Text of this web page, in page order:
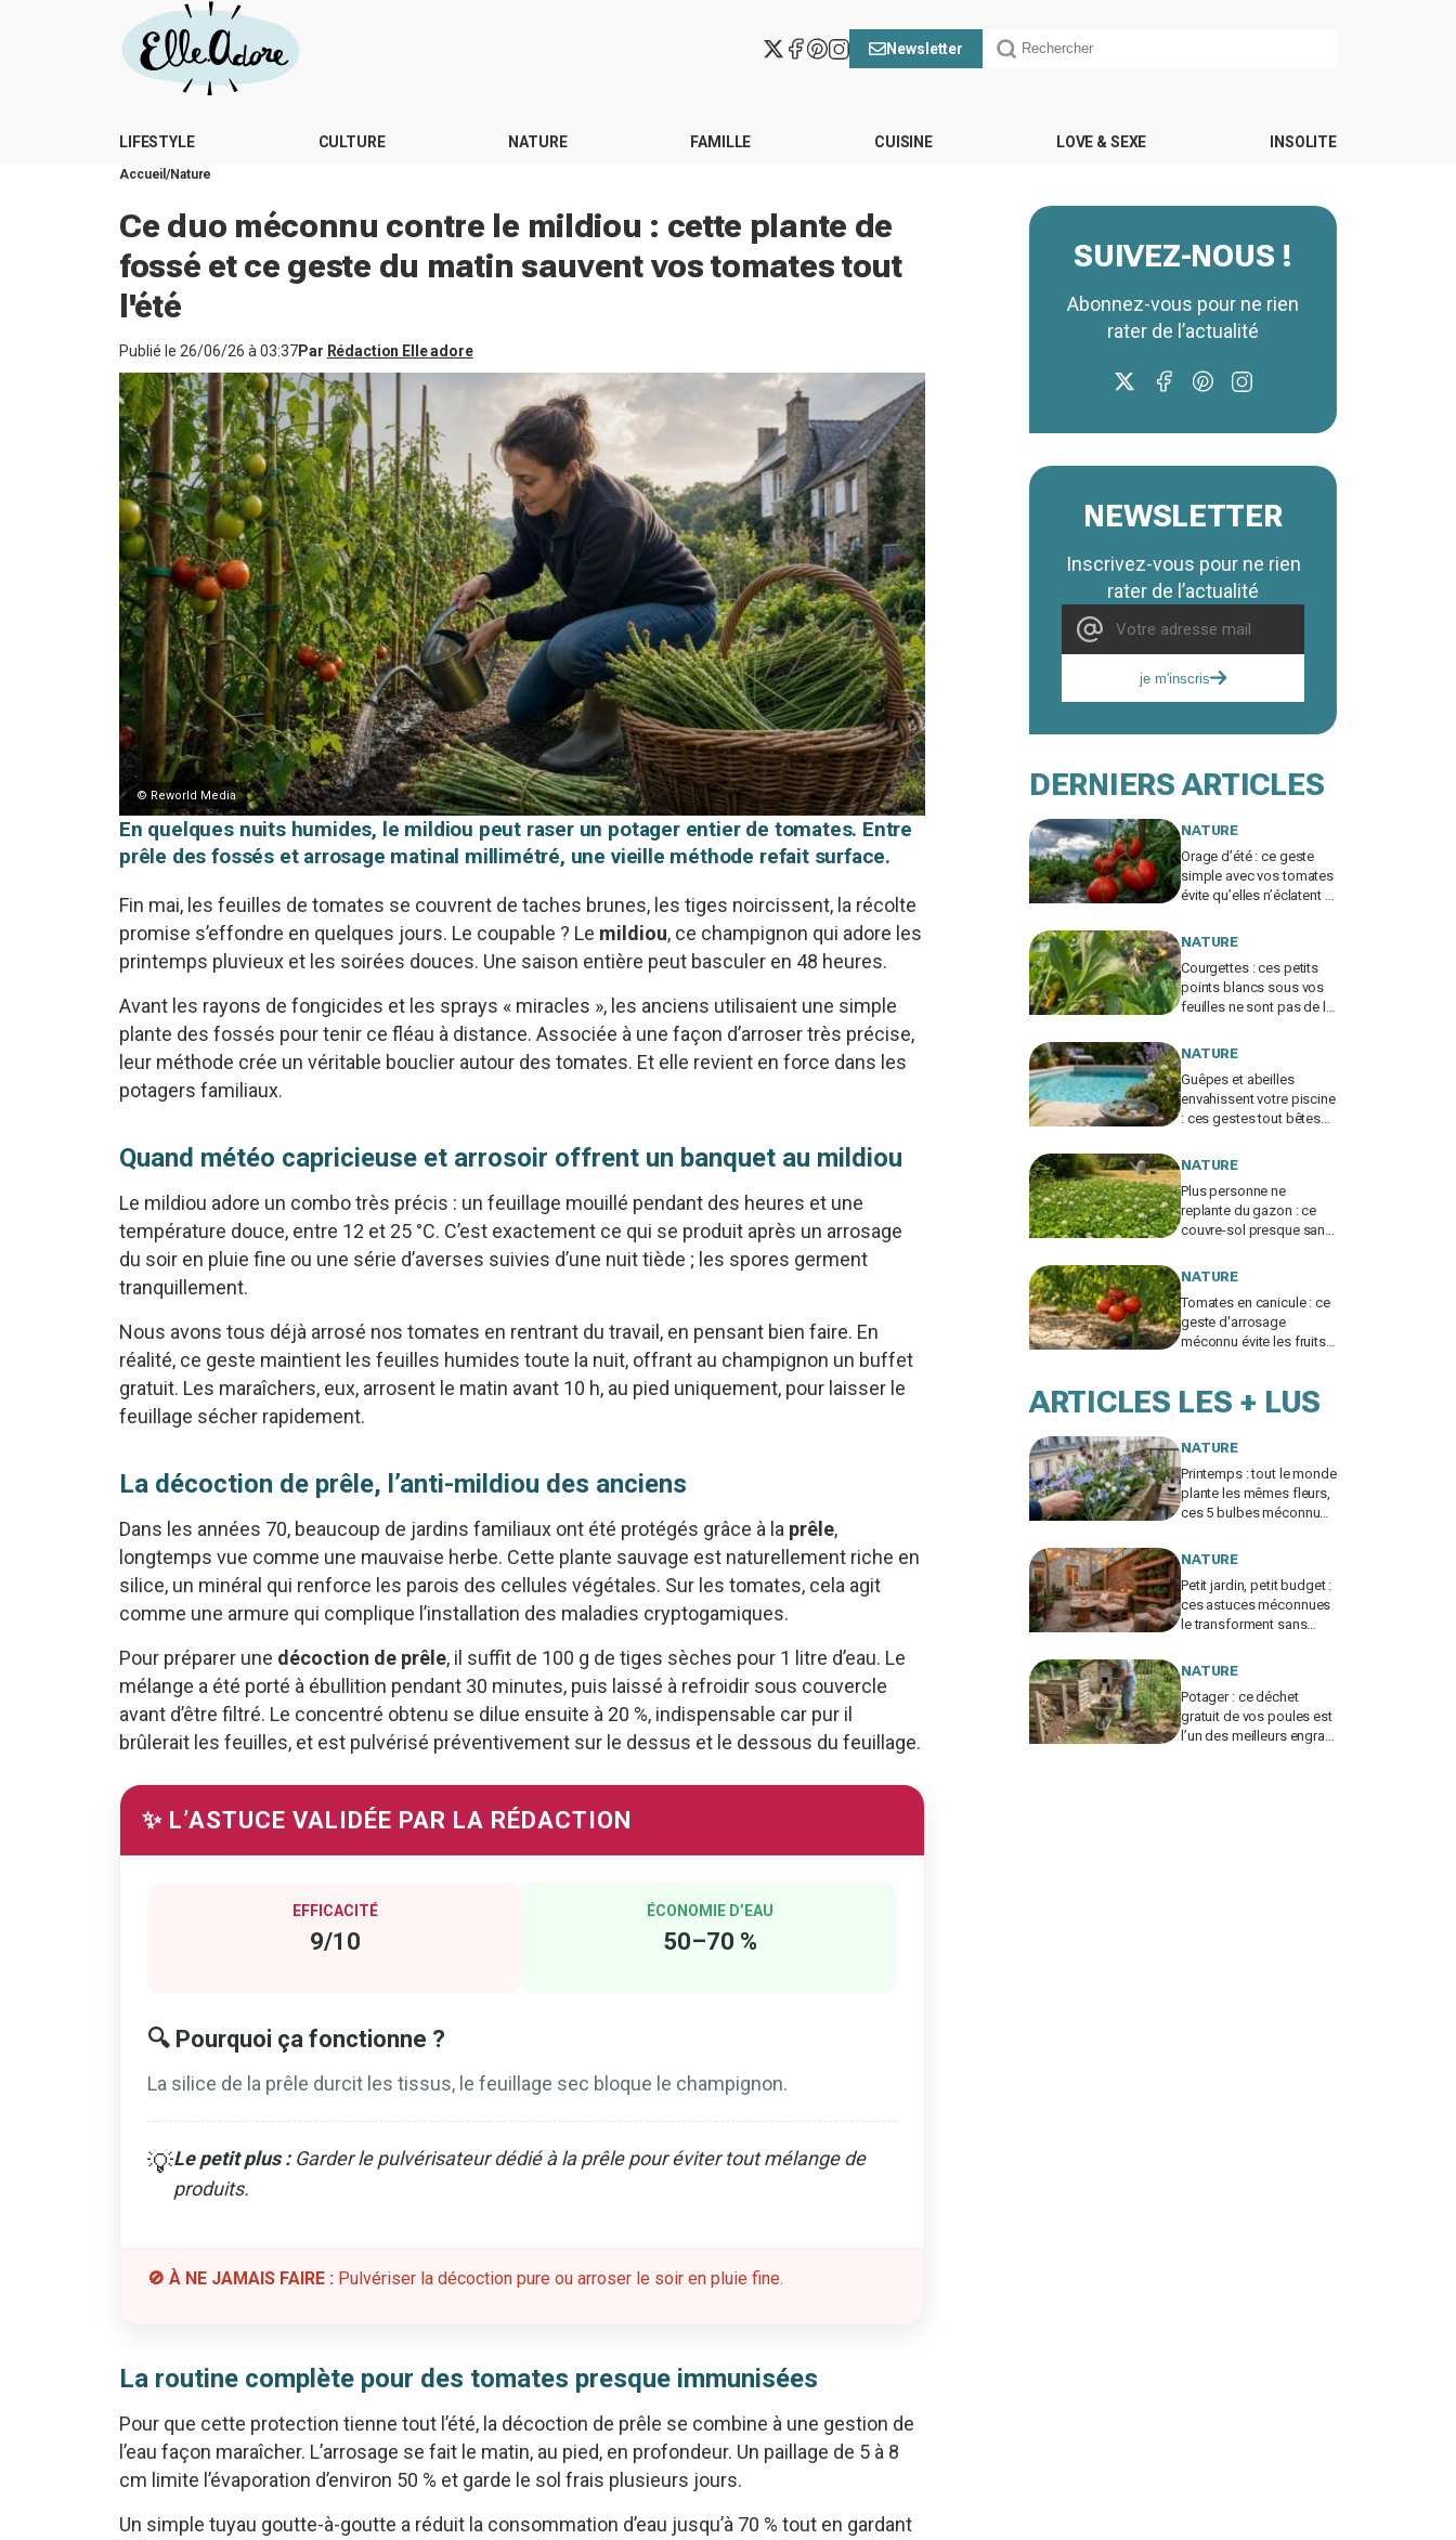
Newsletter
LIFESTYLE CULTURE NATURE FAMILLE CUISINE LOVE & SEXE INSOLITE
Accueil Nature
Ce duo méconnu contre le mildiou : cette plante de
fossé et ce geste du matin sauvent vos tomates tout
l'été
Publié le 26/06/26 à 03:37Par Rédaction Elle adore
© Reworld Media
En quelques nuits humides, le mildiou peut raser un potager entier de tomates. Entre
prêle des fossés et arrosage matinal millimétré, une vieille méthode refait surface.
Fin mai, les feuilles de tomates se couvrent de taches brunes, les tiges noircissent, la récolte
promise s’effondre en quelques jours. Le coupable ? Le mildiou, ce champignon qui adore les
printemps pluvieux et les soirées douces. Une saison entière peut basculer en 48 heures.
Avant les rayons de fongicides et les sprays « miracles », les anciens utilisaient une simple
plante des fossés pour tenir ce fléau à distance. Associée à une façon d’arroser très précise,
leur méthode crée un véritable bouclier autour des tomates. Et elle revient en force dans les
potagers familiaux.
Quand météo capricieuse et arrosoir offrent un banquet au mildiou
Le mildiou adore un combo très précis : un feuillage mouillé pendant des heures et une
température douce, entre 12 et 25 °C. C’est exactement ce qui se produit après un arrosage
du soir en pluie fine ou une série d’averses suivies d’une nuit tiède ; les spores germent
tranquillement.
Nous avons tous déjà arrosé nos tomates en rentrant du travail, en pensant bien faire. En
réalité, ce geste maintient les feuilles humides toute la nuit, offrant au champignon un buffet
gratuit. Les maraîchers, eux, arrosent le matin avant 10 h, au pied uniquement, pour laisser le
feuillage sécher rapidement.
La décoction de prêle, l’anti-mildiou des anciens
Dans les années 70, beaucoup de jardins familiaux ont été protégés grâce à la prêle,
longtemps vue comme une mauvaise herbe. Cette plante sauvage est naturellement riche en
silice, un minéral qui renforce les parois des cellules végétales. Sur les tomates, cela agit
comme une armure qui complique l’installation des maladies cryptogamiques.
Pour préparer une décoction de prêle, il suffit de 100 g de tiges sèches pour 1 litre d’eau. Le
mélange a été porté à ébullition pendant 30 minutes, puis laissé à refroidir sous couvercle
avant d’être filtré. Le concentré obtenu se dilue ensuite à 20 %, indispensable car pur il
brûlerait les feuilles, et est pulvérisé préventivement sur le dessus et le dessous du feuillage.
✨ L’ASTUCE VALIDÉE PAR LA RÉDACTION
EFFICACITÉ
9/10
ÉCONOMIE D’EAU
50–70 %
🔍 Pourquoi ça fonctionne ?
La silice de la prêle durcit les tissus, le feuillage sec bloque le champignon.
💡Le petit plus :Garder le pulvérisateur dédié à la prêle pour éviter tout mélange de
produits.
🚫 À NE JAMAIS FAIRE : Pulvériser la décoction pure ou arroser le soir en pluie fine.
La routine complète pour des tomates presque immunisées
Pour que cette protection tienne tout l’été, la décoction de prêle se combine à une gestion de
l’eau façon maraîcher. L’arrosage se fait le matin, au pied, en profondeur. Un paillage de 5 à 8
cm limite l’évaporation d’environ 50 % et garde le sol frais plusieurs jours.
Un simple tuyau goutte-à-goutte a réduit la consommation d’eau jusqu’à 70 % tout en gardant
SUIVEZ-NOUS !
Abonnez-vous pour ne rien
rater de l’actualité
NEWSLETTER
Inscrivez-vous pour ne rien
rater de l’actualité
je m'inscris
DERNIERS ARTICLES
NATURE
Orage d’été : ce geste
simple avec vos tomates
évite qu’elles n’éclatent et
récolte du potager
NATURE
Courgettes : ces petits
points blancs sous vos
feuilles ne sont pas de la
les plants
NATURE
Guêpes et abeilles
envahissent votre piscine
: ces gestes tout bêtes
insecticides tout l’été
NATURE
Plus personne ne
replante du gazon : ce
couvre-sol presque sans
et envahit les jardins
NATURE
Tomates en canicule : ce
geste d'arrosage
méconnu évite les fruits
moins d'eau
ARTICLES LES + LUS
NATURE
Printemps : tout le monde
plante les mêmes fleurs,
ces 5 bulbes méconnus
changer votre jardin
NATURE
Petit jardin, petit budget :
ces astuces méconnues
le transforment sans
d’éviter cette erreur
NATURE
Potager : ce déchet
gratuit de vos poules est
l’un des meilleurs engrais